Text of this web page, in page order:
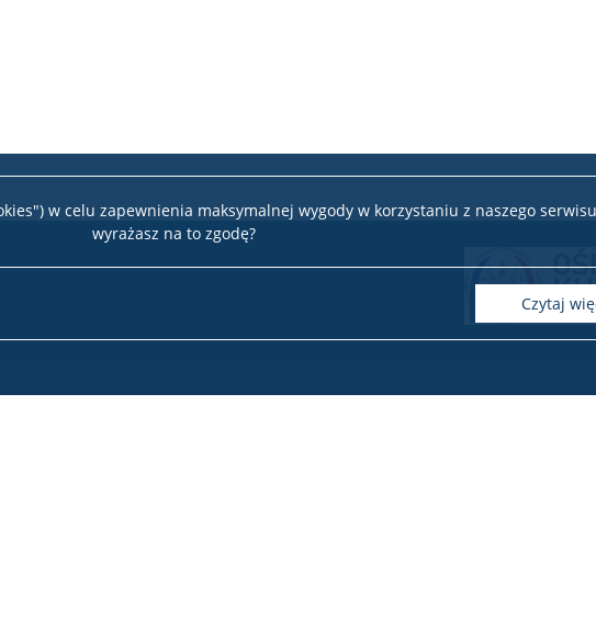
w celu zapewnienia maksymalnej wygody w korzystaniu z naszego
wyrażasz na to zgodę?
czytaj